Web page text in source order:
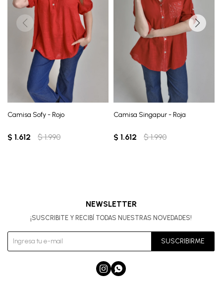
Camisa Sofy - Rojo
$ 1.612 $ 1.990
Camisa Singapur - Roja
$ 1.612 $ 1.990
NEWSLETTER
¡SUSCRIBITE Y RECIBÍ TODAS NUESTRAS NOVEDADES!
SUSCRIBIRME
 